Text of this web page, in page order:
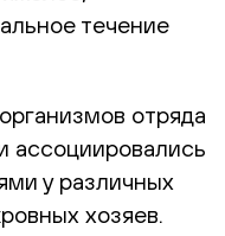
течение
отряда
ассоциировались
у различных
хозяев.